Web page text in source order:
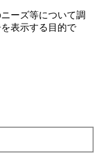
ーズ等について調
表⽰する⽬的で